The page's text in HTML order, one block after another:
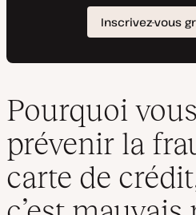
Pourquoi
prévenir la
carte de